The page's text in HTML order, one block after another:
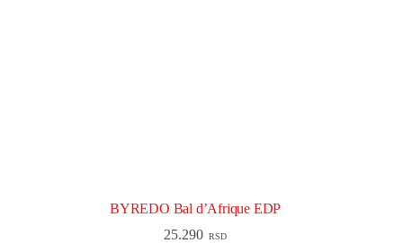
BYREDO Bal d’Afrique EDP
25.290 RSD